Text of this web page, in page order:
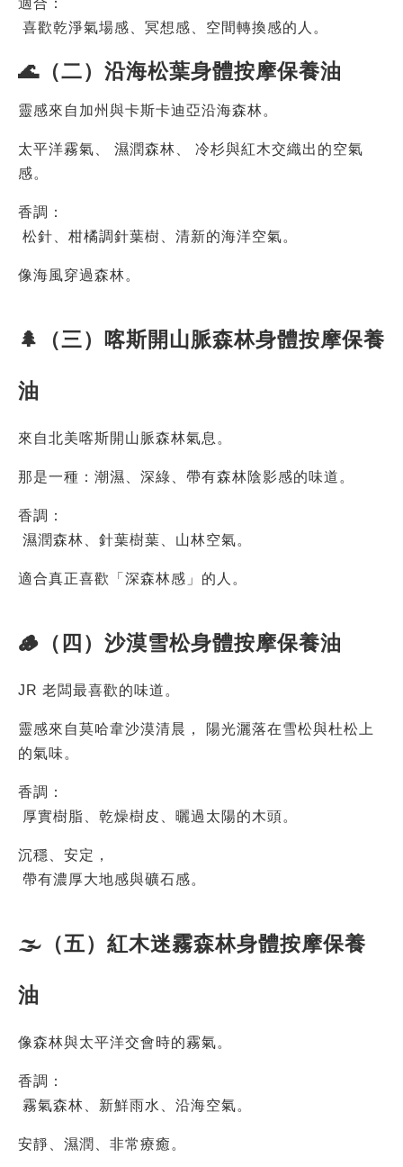
適合：
喜歡乾淨氣場感、冥想感、空間轉換感的人。
🌊（二）沿海松葉身體按摩保養油
靈感來自加州與卡斯卡迪亞沿海森林。
太平洋霧氣、 濕潤森林、 冷杉與紅木交織出的空氣
感。
香調：
松針、柑橘調針葉樹、清新的海洋空氣。
像海風穿過森林。
🌲（三）喀斯開山脈森林身體按摩保養
油
來自北美喀斯開山脈森林氣息。
那是一種：潮濕、深綠、帶有森林陰影感的味道。
香調：
濕潤森林、針葉樹葉、山林空氣。
適合真正喜歡「深森林感」的人。
🪵（四）沙漠雪松身體按摩保養油
JR 老闆最喜歡的味道。
靈感來自莫哈韋沙漠清晨， 陽光灑落在雪松與杜松上
的氣味。
香調：
厚實樹脂、乾燥樹皮、曬過太陽的木頭。
沉穩、安定，
帶有濃厚大地感與礦石感。
🌫（五）紅木迷霧森林身體按摩保養
油
像森林與太平洋交會時的霧氣。
香調：
霧氣森林、新鮮雨水、沿海空氣。
安靜、濕潤、非常療癒。